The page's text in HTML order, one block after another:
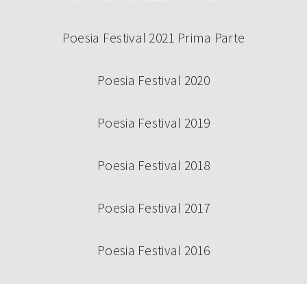
Poesia Festival 2021 Prima Parte
Poesia Festival 2020
Poesia Festival 2019
Poesia Festival 2018
Poesia Festival 2017
Poesia Festival 2016